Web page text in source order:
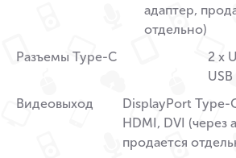
адаптер,
отдельно)
Разъемы Type-C
2 x
USB
Видеовыход
DisplayPort Type-
HDMI, DVI (через
продается